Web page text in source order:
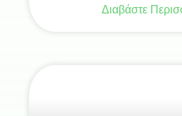
Διαβάστε